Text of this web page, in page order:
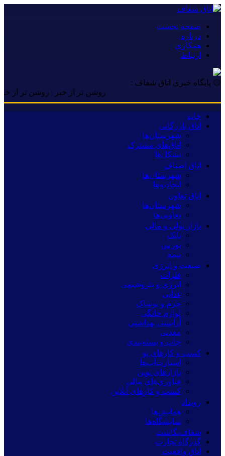
صفحه نخست
درباره
همکاری
ارتباط
۞ پایگاه خبری اتاق شفاف :
روشن تر از خبر | روشن تر از خبر |
خانه
اتاق بازرگانی
شهرستان‌ها
اتاق‌های مشترک
تشکل‌ها
اتاق اصناف
شهرستان‌ها
اتحادیه‌ها
اتاق تعاون
شهرستان‌ها
تعاونی‌ها
بازار پولی و مالی
بانک
بورس
بیمه
صنعت و انرژی
فلزات
انرژی و پتروشیمی
غذایی
چرم و پوشاک
لوازم خانگی
آرایشی بهداشتی
معدنی
چاپ و بسته‌بندی
کسب و کارهای نو
استارت‌آپ‌ها
بازارهای نوین
فناوری‌های مالی
کسب و کارهای آنلاین
رویداد
همایش‌ها
نمایشگاه‌ها
شفاف‌نگاشت
گذرگاه تجارت
اتاق واقعیت